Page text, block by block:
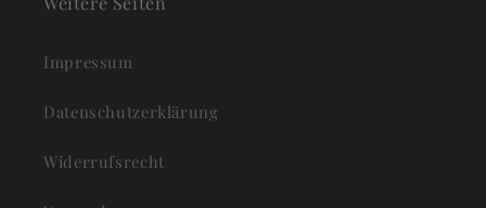
Impressum
Datenschutzerklärung
Widerrufsrecht